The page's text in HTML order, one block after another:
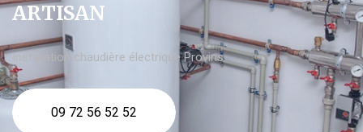
ARTISAN
Installation chaudière électrique Provins
09 72 56 52 52